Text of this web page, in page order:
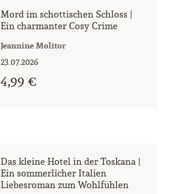
Mord im schottischen Schloss |
Ein charmanter Cosy Crime
Jeannine Molitor
23.07.2026
4,99 €
Das kleine Hotel in der Toskana |
Ein sommerlicher Italien
Liebesroman zum Wohlfühlen